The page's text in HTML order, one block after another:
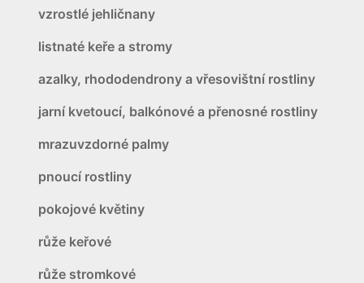
vzrostlé jehličnany
listnaté keře a stromy
azalky, rhododendrony a vřesovištní rostliny
jarní kvetoucí, balkónové a přenosné rostliny
mrazuvzdorné palmy
pnoucí rostliny
pokojové květiny
růže keřové
růže stromkové